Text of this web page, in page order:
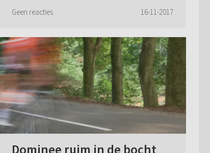
Elspeet ...
Geen reacties 16-11-2017
Dominee ruim in de bocht